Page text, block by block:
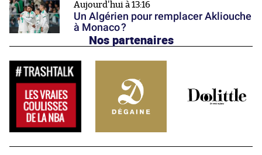
Aujourd'hui à 13:16
Un Algérien pour remplacer Akliouche
à Monaco ?
Nos partenaires